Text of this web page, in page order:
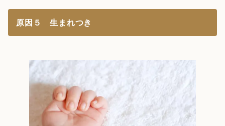
原因５ 生まれつき